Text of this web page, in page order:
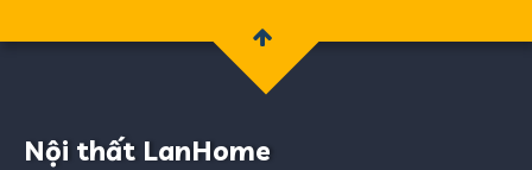
Nội thất LanHome